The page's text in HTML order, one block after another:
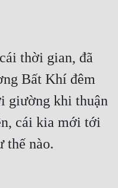
thời gian, đã
Bất Khí đêm
giường khi thuận
cái kia mới tới
thế nào.